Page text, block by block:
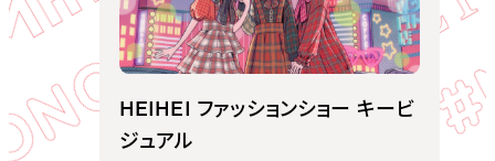
HEIHEI ファッションショー キービ
ジュアル